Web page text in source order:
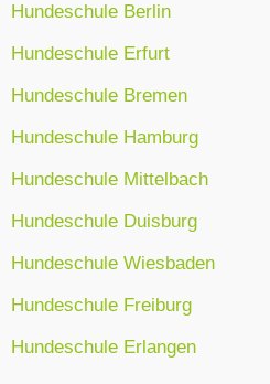
Hundeschule Berlin
Hundeschule Erfurt
Hundeschule Bremen
Hundeschule Hamburg
Hundeschule Mittelbach
Hundeschule Duisburg
Hundeschule Wiesbaden
Hundeschule Freiburg
Hundeschule Erlangen